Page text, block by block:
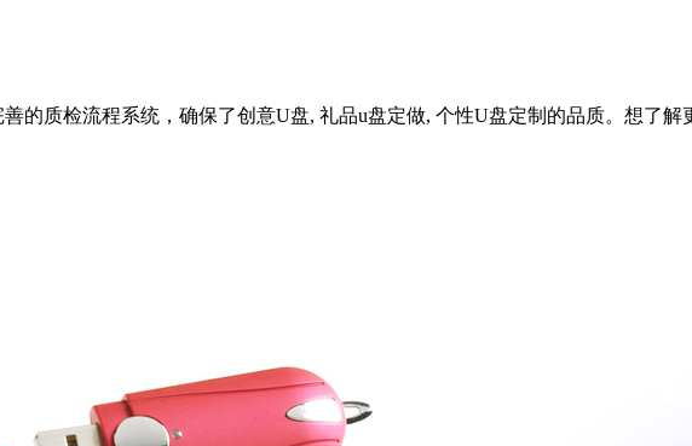
的质检流程系统，确保了创意U盘, 礼品u盘定做, 个性U盘定制的品质。想了解